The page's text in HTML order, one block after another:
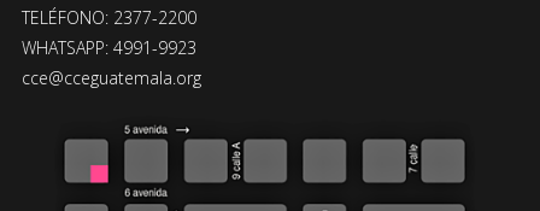
TELÉFONO: 2377-2200
WHATSAPP: 4991-9923
cce@cceguatemala.org